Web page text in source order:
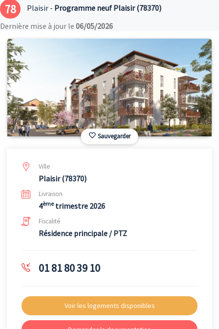
78 Plaisir - Programme neuf Plaisir (78370)
Dernière mise à jour le 06/05/2026
Sauvegarder
Ville
Plaisir (78370)
Livraison
4èmetrimestre 2026
Fiscalité
Résidence principale / PTZ
01 81 80 39 10
Voir les logements disponibles